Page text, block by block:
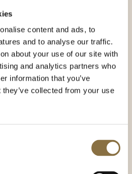
content and ads, to
and to analyse our traffic.
about your use of our site with
and analytics partners who
information that you’ve
collected from your use
- moderne og
AV-utstyr sikrer enkel og rask